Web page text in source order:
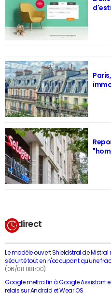
En direct
Le modèle ouvert Shieldstral de
sécurité tout en n'occupant qu'une
(06/08 08h00)
Google mettra fin à Google Assistant
relais sur Android et Wear OS